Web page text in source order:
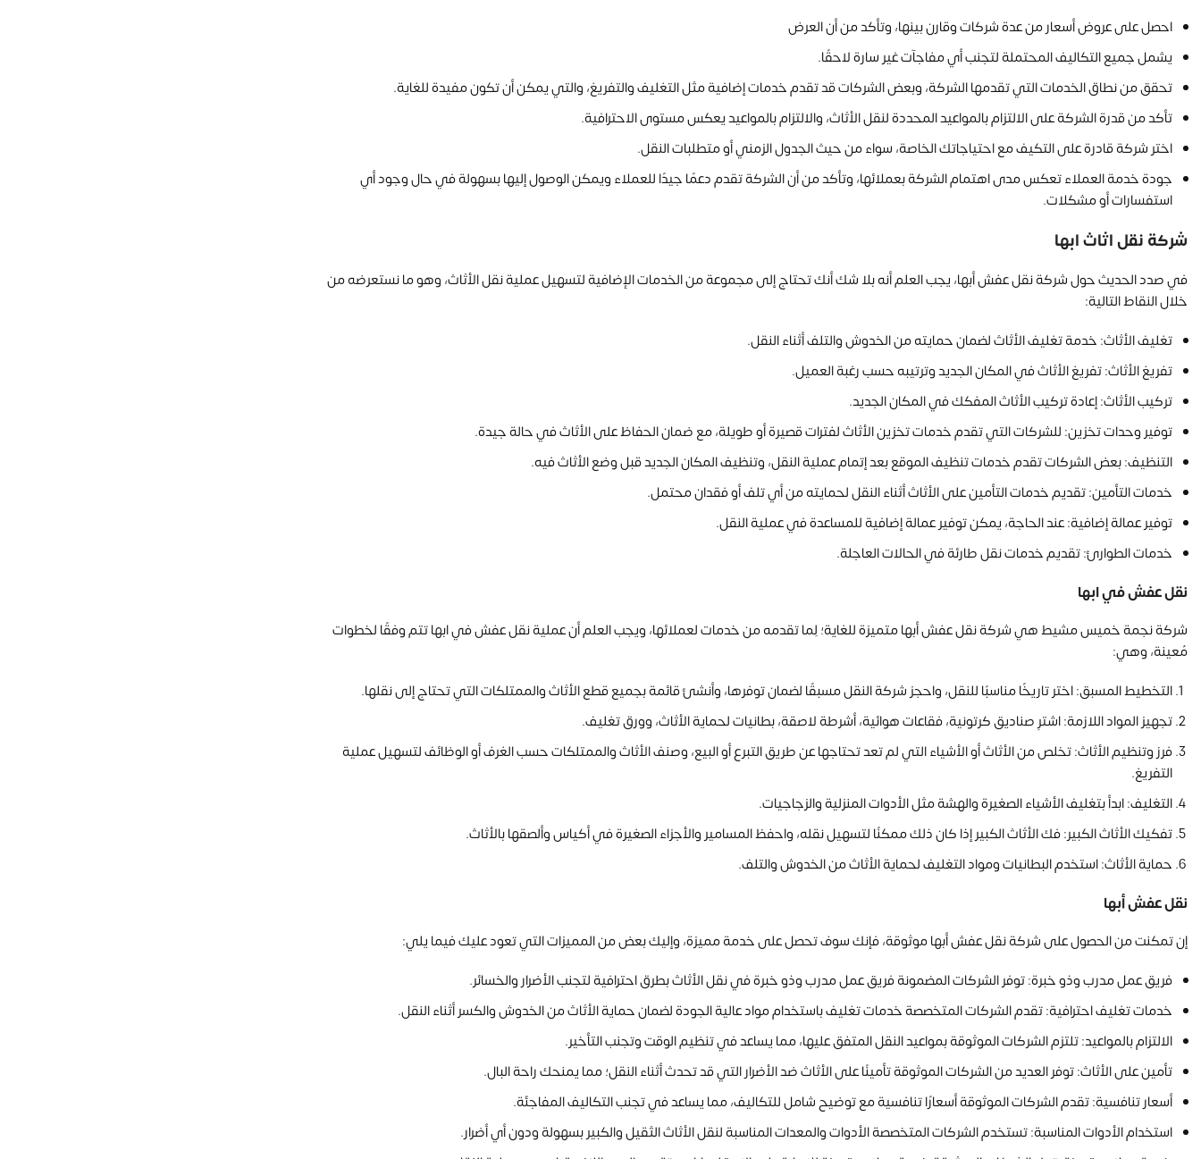
احصل على عروض أسعار من عدة شركات وقارن بينها، وتأكد من أن العرض
يشمل جميع التكاليف المحتملة لتجنب أي مفاجآت غير سارة لاحقًا.
تحقق من نطاق الخدمات التي تقدمها الشركة، وبعض الشركات قد تقدم خدمات إضافية مثل التغليف والتفريغ، والتي يمكن أن تكون مفيدة للغاية.
تأكد من قدرة الشركة على الالتزام بالمواعيد المحددة لنقل الأثاث، والالتزام بالمواعيد يعكس مستوى الاحترافية.
اختر شركة قادرة على التكيف مع احتياجاتك الخاصة، سواء من حيث الجدول الزمني أو متطلبات النقل.
جودة خدمة العملاء تعكس مدى اهتمام الشركة بعملائها، وتأكد من أن الشركة تقدم دعمًا جيدًا للعملاء ويمكن الوصول إليها بسهولة في حال وجود أي
استفسارات أو مشكلات.
شركة نقل اثاث ابها
في صدد الحديث حول شركة نقل عفش أبها، يجب العلم أنه بلا شك أنك تحتاج إلى مجموعة من الخدمات الإضافية لتسهيل عملية نقل الأثاث، وهو ما نستعرضه من
خلال النقاط التالية:
تغليف الأثاث: خدمة تغليف الأثاث لضمان حمايته من الخدوش والتلف أثناء النقل.
تفريغ الأثاث: تفريغ الأثاث في المكان الجديد وترتيبه حسب رغبة العميل.
تركيب الأثاث: إعادة تركيب الأثاث المفكك في المكان الجديد.
توفير وحدات تخزين: للشركات التي تقدم خدمات تخزين الأثاث لفترات قصيرة أو طويلة، مع ضمان الحفاظ على الأثاث في حالة جيدة.
التنظيف: بعض الشركات تقدم خدمات تنظيف الموقع بعد إتمام عملية النقل، وتنظيف المكان الجديد قبل وضع الأثاث فيه.
خدمات التأمين: تقديم خدمات التأمين على الأثاث أثناء النقل لحمايته من أي تلف أو فقدان محتمل.
توفير عمالة إضافية: عند الحاجة، يمكن توفير عمالة إضافية للمساعدة في عملية النقل.
خدمات الطوارئ: تقديم خدمات نقل طارئة في الحالات العاجلة.
نقل عفش في ابها
شركة نجمة خميس مشيط هي شركة نقل عفش أبها متميزة للغاية؛ لِما تقدمه من خدمات لعملائها، ويجب العلم أن عملية نقل عفش في ابها تتم وفقًا لخطوات
مُعينة، وهي:
التخطيط المسبق: اختر تاريخًا مناسبًا للنقل، واحجز شركة النقل مسبقًا لضمان توفرها، وأنشئ قائمة بجميع قطع الأثاث والممتلكات التي تحتاج إلى نقلها.
تجهيز المواد اللازمة: اشترِ صناديق كرتونية، فقاعات هوائية، أشرطة لاصقة، بطانيات لحماية الأثاث، وورق تغليف.
فرز وتنظيم الأثاث: تخلص من الأثاث أو الأشياء التي لم تعد تحتاجها عن طريق التبرع أو البيع، وصنف الأثاث والممتلكات حسب الغرف أو الوظائف لتسهيل عملية
التفريغ.
التغليف: ابدأ بتغليف الأشياء الصغيرة والهشة مثل الأدوات المنزلية والزجاجيات.
تفكيك الأثاث الكبير: فك الأثاث الكبير إذا كان ذلك ممكنًا لتسهيل نقله، واحفظ المسامير والأجزاء الصغيرة في أكياس وألصقها بالأثاث.
حماية الأثاث: استخدم البطانيات ومواد التغليف لحماية الأثاث من الخدوش والتلف.
نقل عفش أبها
إن تمكنت من الحصول على شركة نقل عفش أبها موثوقة، فإنك سوف تحصل على خدمة مميزة، وإليك بعض من المميزات التي تعود عليك فيما يلي:
فريق عمل مدرب وذو خبرة: توفر الشركات المضمونة فريق عمل مدرب وذو خبرة في نقل الأثاث بطرق احترافية لتجنب الأضرار والخسائر.
خدمات تغليف احترافية: تقدم الشركات المتخصصة خدمات تغليف باستخدام مواد عالية الجودة لضمان حماية الأثاث من الخدوش والكسر أثناء النقل.
الالتزام بالمواعيد: تلتزم الشركات الموثوقة بمواعيد النقل المتفق عليها، مما يساعد في تنظيم الوقت وتجنب التأخير.
تأمين على الأثاث: توفر العديد من الشركات الموثوقة تأمينًا على الأثاث ضد الأضرار التي قد تحدث أثناء النقل؛ مما يمنحك راحة البال.
أسعار تنافسية: تقدم الشركات الموثوقة أسعارًا تنافسية مع توضيح شامل للتكاليف، مما يساعد في تجنب التكاليف المفاجئة.
استخدام الأدوات المناسبة: تستخدم الشركات المتخصصة الأدوات والمعدات المناسبة لنقل الأثاث الثقيل والكبير بسهولة ودون أي أضرار.